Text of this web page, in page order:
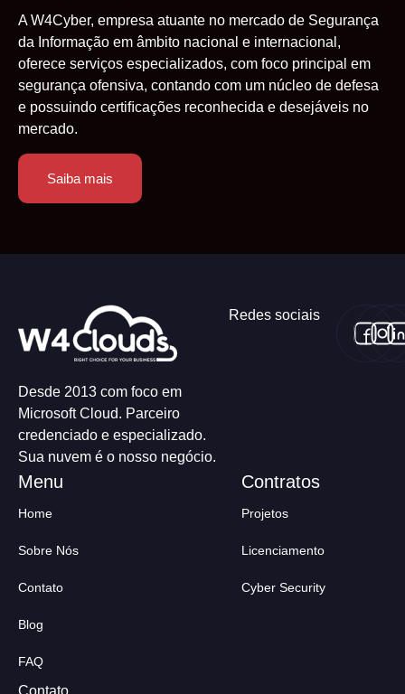
A W4Cyber, empresa atuante no mercado de Segurança
da Informação em âmbito nacional e internacional,
oferece serviços especializados, com foco principal em
segurança ofensiva, contando com um núcleo de defesa
e possuindo certiﬁcações reconhecida e desejáveis no
mercado.
Saiba mais
Desde 2013 com foco em
Microsoft Cloud. Parceiro
credenciado e especializado.
Sua nuvem é o nosso negócio.
Redes sociais
Home
Sobre Nós
Contato
Blog
FAQ
Projetos
Licenciamento
Cyber Security
Contato